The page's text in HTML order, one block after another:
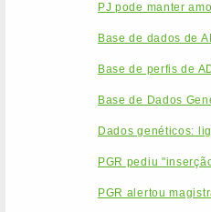
PJ pode manter
Base de dados de
Base de perfis de
Base de Dados
Dados genéticos:
PGR pediu
PGR alertou